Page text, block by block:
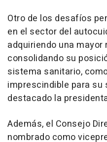
Otro de los desafíos
en el sector del
adquiriendo una
consolidando su
sistema sanitario,
imprescindible para su
destacado la
Además, el Consejo
nombrado como